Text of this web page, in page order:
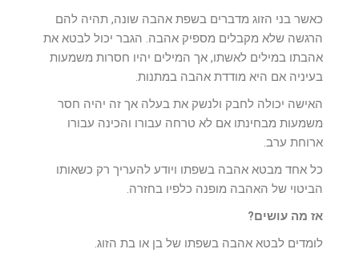
כאשר בני הזוג מדברים בשפת אהבה שונה, תהיה להם
הרגשה שלא מקבלים מספיק אהבה. הגבר יכול לבטא את
אהבתו במילים לאשתו, אך המילים יהיו חסרות משמעות
בעיניה אם היא מודדת אהבה במתנות.
האישה יכולה לחבק ולנשק את בעלה אך זה יהיה חסר
משמעות מבחינתו אם לא טרחה עבורו והכינה עבורו
ארוחת ערב.
כל אחד מבטא אהבה בשפתו ויודע להעריך רק כשאותו
הביטוי של האהבה מופנה כלפיו בחזרה.
אז מה עושים?
לומדים לבטא אהבה בשפתו של בן או בת הזוג.